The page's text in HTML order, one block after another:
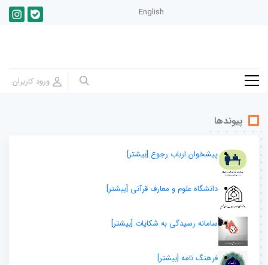
English
پیوندها
پیشخوان ارباب رجوع [بيشتر]
دانشگاه علوم و معارف قرآنی [بيشتر]
سامانه رسیدگی به شکایات [بيشتر]
فرهنگ نامه [بيشتر]